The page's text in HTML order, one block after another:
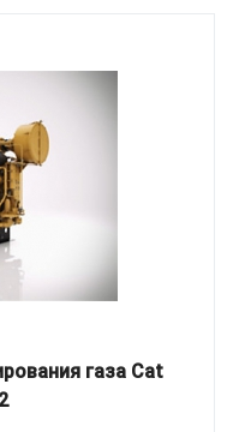
газа Cat